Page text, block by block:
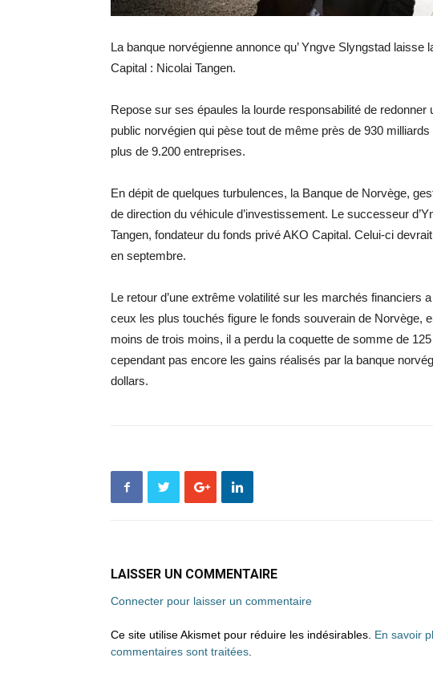
La banque norvégienne annonce qu’ Yngve Slyngstad laisse
Capital : Nicolai Tangen.
Repose sur ses épaules la lourde responsabilité de redonner
public norvégien qui pèse tout de même près de 930
plus de 9.200 entreprises.
En dépit de quelques turbulences, la Banque de Norvège,
de direction du véhicule d’investissement. Le successeur
Tangen, fondateur du fonds privé AKO Capital. Celui-ci
en septembre.
Le retour d’une extrême volatilité sur les marchés
ceux les plus touchés figure le fonds souverain de Norvège,
moins de trois moins, il a perdu la coquette de somme de
cependant pas encore les gains réalisés par la banque
dollars.
LAISSER UN COMMENTAIRE
Connecter pour laisser un commentaire
Ce site utilise Akismet pour réduire les indésirables. En savoir
commentaires sont traitées